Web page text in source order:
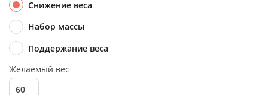
Снижение веса
Набор массы
Поддержание веса
Желаемый вес